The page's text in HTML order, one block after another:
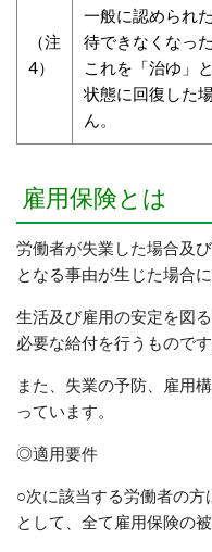
（注
4）
一般に認められ
待できなくなっ
これを「治ゆ」
状態に回復した
ん。
雇用保険とは
労働者が失業した場合及
となる事由が生じた場合
生活及び雇用の安定を図
必要な給付を行うものです
また、失業の予防、雇用
っています。
◎適用要件
○次に該当する労働者の
として、全て雇用保険の